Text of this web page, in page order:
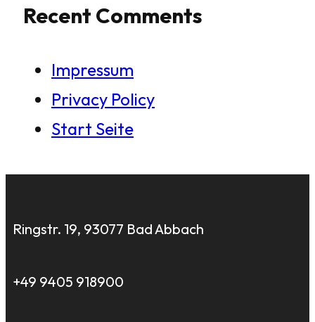
Recent Comments
Impressum
Privacy Policy
Start Seite
Ringstr. 19, 93077 Bad Abbach
+49 9405 918900